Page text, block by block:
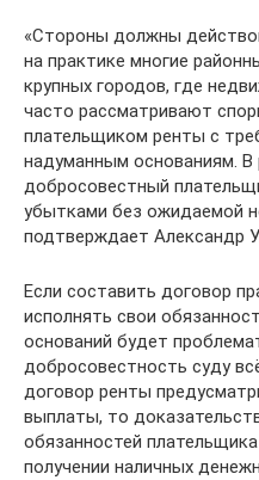
«Стороны должны
на практике многие
крупных городов, где
часто рассматривают
плательщиком ренты с
надуманным основаниям. В
добросовестный
убытками без ожидаемой
подтверждает Александр
Если составить договор
исполнять свои
оснований будет
добросовестность суду
договор ренты
выплаты, то
обязанностей
получении наличных